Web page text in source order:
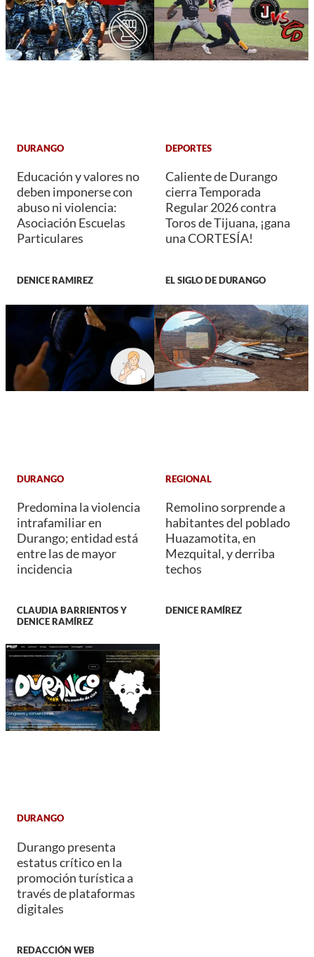
DURANGO
Educación y valores no
deben imponerse con
abuso ni violencia:
Asociación Escuelas
Particulares
DENICE RAMIREZ
DEPORTES
Caliente de Durango
cierra Temporada
Regular 2026 contra
Toros de Tijuana, ¡gana
una CORTESÍA!
EL SIGLO DE DURANGO
DURANGO
Predomina la violencia
intrafamiliar en
Durango; entidad está
entre las de mayor
incidencia
CLAUDIA BARRIENTOS Y
DENICE RAMÍREZ
REGIONAL
Remolino sorprende a
habitantes del poblado
Huazamotita, en
Mezquital, y derriba
techos
DENICE RAMÍREZ
DURANGO
Durango presenta
estatus crítico en la
promoción turística a
través de plataformas
digitales
REDACCIÓN WEB